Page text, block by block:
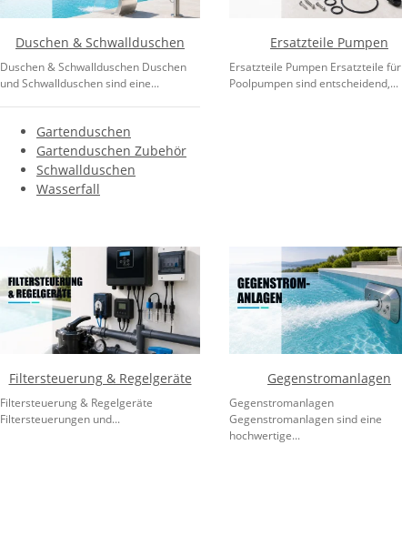
Duschen & Schwallduschen
Duschen & Schwallduschen Duschen
und Schwallduschen sind eine...
Gartenduschen
Gartenduschen Zubehör
Schwallduschen
Wasserfall
Ersatzteile Pumpen
Ersatzteile Pumpen Ersatzteile für
Poolpumpen sind entscheidend,...
Filtersteuerung & Regelgeräte
Filtersteuerung & Regelgeräte
Filtersteuerungen und...
Gegenstromanlagen
Gegenstromanlagen
Gegenstromanlagen sind eine
hochwertige...